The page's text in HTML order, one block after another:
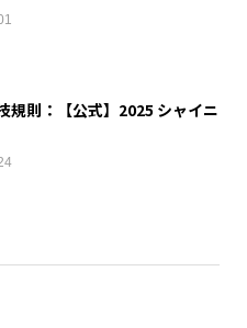
規則：【公式】2025 シャイニ